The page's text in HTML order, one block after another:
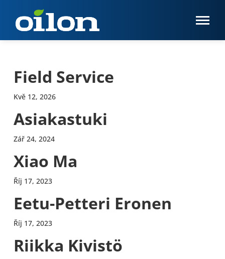
Field Service
Kvě 12, 2026
Asiakastuki
Zář 24, 2024
Xiao Ma
Říj 17, 2023
Eetu-Petteri Eronen
Říj 17, 2023
Riikka Kivistö